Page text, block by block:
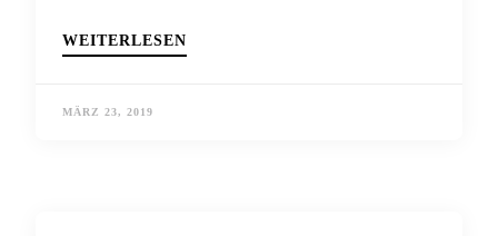
WEITERLESEN
MÄRZ 23, 2019